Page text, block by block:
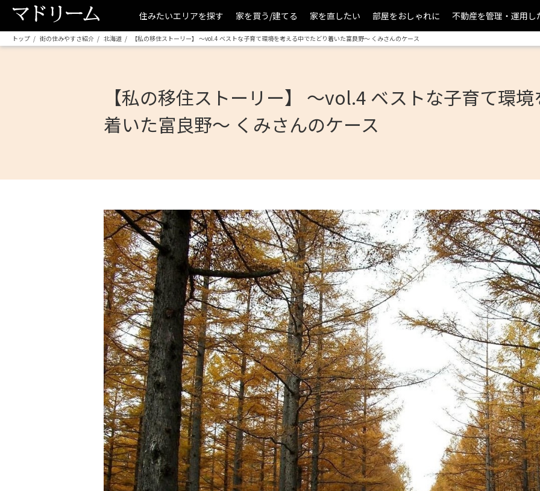
住みたいエリアを探す 家を買う/建てる 家を直したい 部屋をおしゃれに 不動産を管理・運用し
トップ 街の住みやすさ紹介 北海道 【私の移住ストーリー】 ～vol.4 ベストな子育て環境を考える中でたどり着いた富良野～ くみさんのケース
【私の移住ストーリー】 ～vol.4 ベストな子育て環
着いた富良野～ くみさんのケース